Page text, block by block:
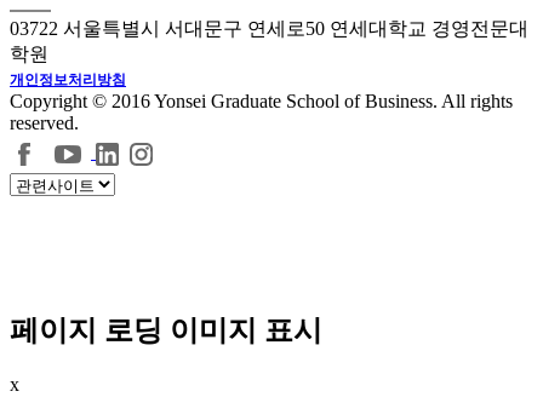
03722 서울특별시 서대문구 연세로50 연세대학교 경영전문대
학원
개인정보처리방침
Copyright © 2016 Yonsei Graduate School of Business. All rights
reserved.
페이지 로딩 이미지 표시
x